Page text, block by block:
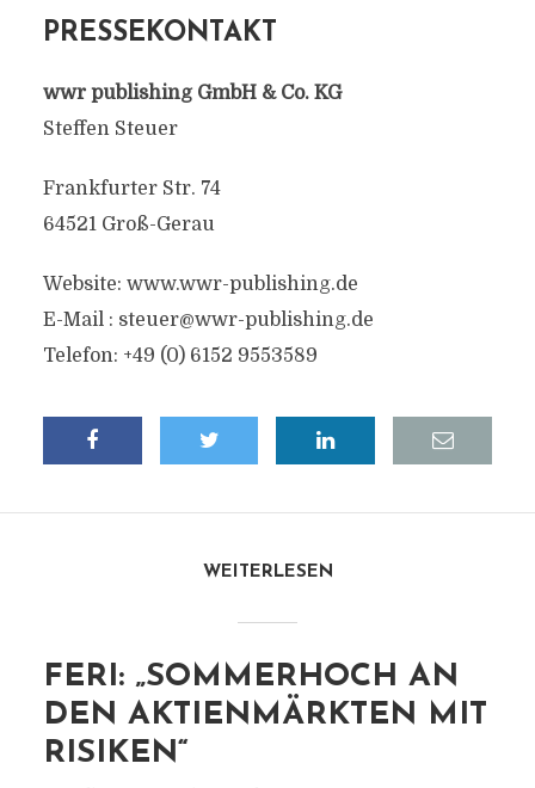
PRESSEKONTAKT
wwr publishing GmbH & Co. KG
Steffen Steuer
Frankfurter Str. 74
64521 Groß-Gerau
Website: www.wwr-publishing.de
E-Mail : steuer@wwr-publishing.de
Telefon: +49 (0) 6152 9553589
WEITERLESEN
FERI: „SOMMERHOCH AN
DEN AKTIENMÄRKTEN MIT
RISIKEN“